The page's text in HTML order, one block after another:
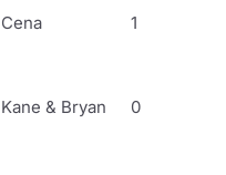
Cena 1
Kane & Bryan 0